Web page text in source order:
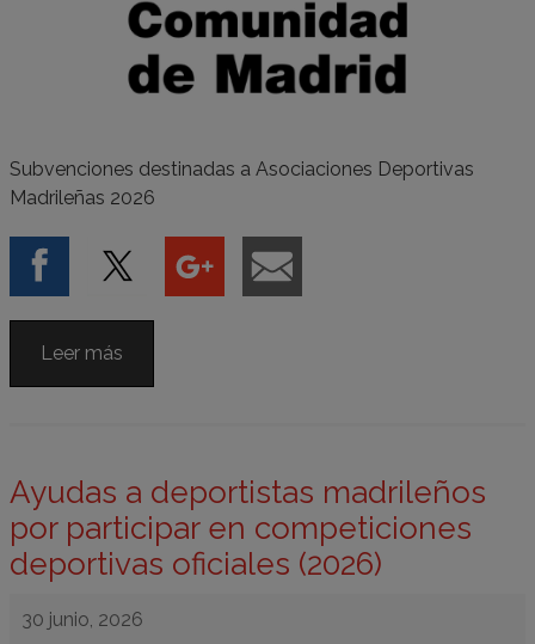
Subvenciones destinadas a Asociaciones Deportivas
Madrileñas 2026
Leer más
Ayudas a deportistas madrileños
por participar en competiciones
deportivas oficiales (2026)
30 junio, 2026